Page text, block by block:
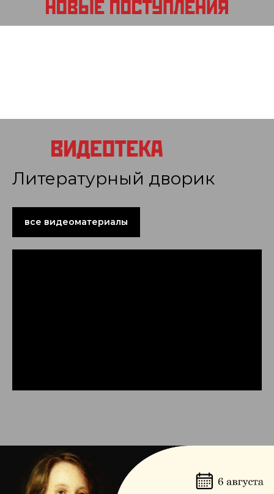
Литературный дворик
все видеоматериалы